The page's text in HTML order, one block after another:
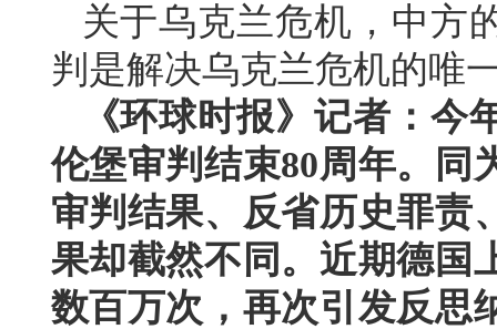
关于乌克兰危机，中方
判是解决乌克兰危机的唯
《环球时报》记者：今
伦堡审判结束80周年。同
审判结果、反省历史罪责
果却截然不同。近期德国
数百万次，再次引发反思